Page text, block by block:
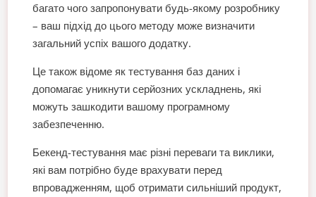
багато чого запропонувати будь-якому розробнику
– ваш підхід до цього методу може визначити
загальний успіх вашого додатку.
Це також відоме як тестування баз даних і
допомагає уникнути серйозних ускладнень, які
можуть зашкодити вашому програмному
забезпеченню.
Бекенд-тестування має різні переваги та виклики,
які вам потрібно буде врахувати перед
впровадженням, щоб отримати сильніший продукт,